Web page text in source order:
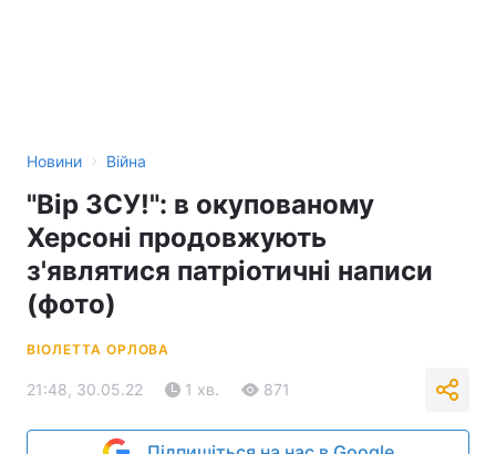
Новини › Війна
"Вір ЗСУ!": в окупованому
Херсоні продовжують
з'являтися патріотичні написи
(фото)
ВІОЛЕТТА ОРЛОВА
21:48, 30.05.22 1 хв. 871